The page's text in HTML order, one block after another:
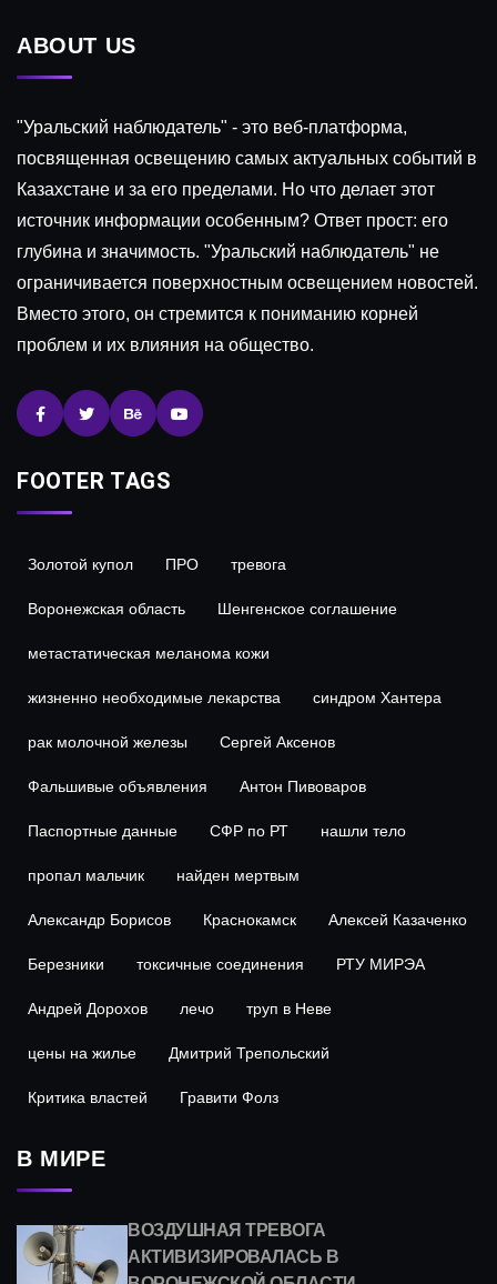
ABOUT US
"Уральский наблюдатель" - это веб-платформа,
посвященная освещению самых актуальных событий в
Казахстане и за его пределами. Но что делает этот
источник информации особенным? Ответ прост: его
глубина и значимость. "Уральский наблюдатель" не
ограничивается поверхностным освещением новостей.
Вместо этого, он стремится к пониманию корней
проблем и их влияния на общество.
FOOTER TAGS
Золотой купол ПРО тревога
Воронежская область Шенгенское соглашение
метастатическая меланома кожи
жизненно необходимые лекарства синдром Хантера
рак молочной железы Сергей Аксенов
Фальшивые объявления Антон Пивоваров
Паспортные данные СФР по РТ нашли тело
пропал мальчик найден мертвым
Александр Борисов Краснокамск Алексей Казаченко
Березники токсичные соединения РТУ МИРЭА
Андрей Дорохов лечо труп в Неве
цены на жилье Дмитрий Трепольский
Критика властей Гравити Фолз
В МИРЕ
ВОЗДУШНАЯ ТРЕВОГА
АКТИВИЗИРОВАЛАСЬ В